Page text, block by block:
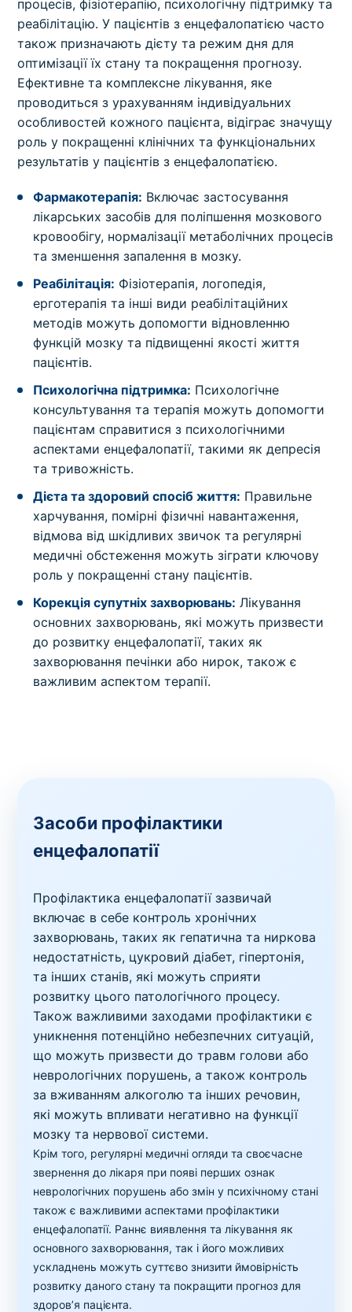
процесів, фізіотерапію, психологічну підтримку та
реабілітацію. У пацієнтів з енцефалопатією часто
також призначають дієту та режим дня для
оптимізації їх стану та покращення прогнозу.
Ефективне та комплексне лікування, яке
проводиться з урахуванням індивідуальних
особливостей кожного пацієнта, відіграє значущу
роль у покращенні клінічних та функціональних
результатів у пацієнтів з енцефалопатією.
Фармакотерапія: Включає застосування
лікарських засобів для поліпшення мозкового
кровообігу, нормалізації метаболічних процесів
та зменшення запалення в мозку.
Реабілітація: Фізіотерапія, логопедія,
ерготерапія та інші види реабілітаційних
методів можуть допомогти відновленню
функцій мозку та підвищенні якості життя
пацієнтів.
Психологічна підтримка: Психологічне
консультування та терапія можуть допомогти
пацієнтам справитися з психологічними
аспектами енцефалопатії, такими як депресія
та тривожність.
Дієта та здоровий спосіб життя: Правильне
харчування, помірні фізичні навантаження,
відмова від шкідливих звичок та регулярні
медичні обстеження можуть зіграти ключову
роль у покращенні стану пацієнтів.
Корекція супутніх захворювань: Лікування
основних захворювань, які можуть призвести
до розвитку енцефалопатії, таких як
захворювання печінки або нирок, також є
важливим аспектом терапії.
Засоби профілактики
енцефалопатії
Профілактика енцефалопатії зазвичай
включає в себе контроль хронічних
захворювань, таких як гепатична та ниркова
недостатність, цукровий діабет, гіпертонія,
та інших станів, які можуть сприяти
розвитку цього патологічного процесу.
Також важливими заходами профілактики є
уникнення потенційно небезпечних ситуацій,
що можуть призвести до травм голови або
неврологічних порушень, а також контроль
за вживанням алкоголю та інших речовин,
які можуть впливати негативно на функції
мозку та нервової системи.
Крім того, регулярні медичні огляди та своєчасне
звернення до лікаря при появі перших ознак
неврологічних порушень або змін у психічному стані
також є важливими аспектами профілактики
енцефалопатії. Раннє виявлення та лікування як
основного захворювання, так і його можливих
ускладнень можуть суттєво знизити ймовірність
розвитку даного стану та покращити прогноз для
здоров’я пацієнта.